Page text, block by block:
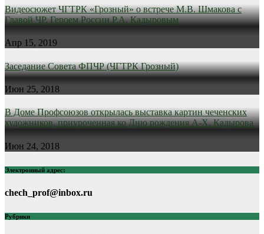
Видеосюжет ЧГТРК «Грозный» о встрече М.В. Шмакова с
Главой ЧР, Героем России Р.А. Кадыровым
Апр 15, 2019
Заседание Совета ФПЧР (ЧГТРК Грозный)
Июн 25, 2018
В Доме Профсоюзов открылась выставка картин чеченских
художников, приуроченная ко Дню рождения А-Х. Кадырова
Июн 24, 2018
Электронный адрес:
chech_prof@inbox.ru
Рубрики